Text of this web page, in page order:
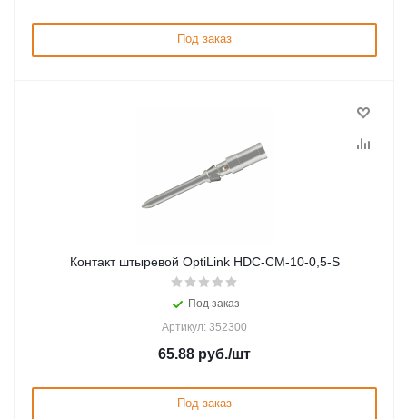
Под заказ
Контакт штыревой OptiLink HDC-CM-10-0,5-S
Под заказ
Артикул: 352300
65.88 руб./шт
Под заказ